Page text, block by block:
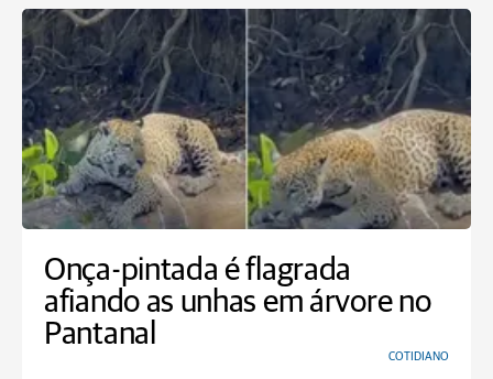
Onça-pintada é flagrada
afiando as unhas em árvore no
Pantanal
COTIDIANO